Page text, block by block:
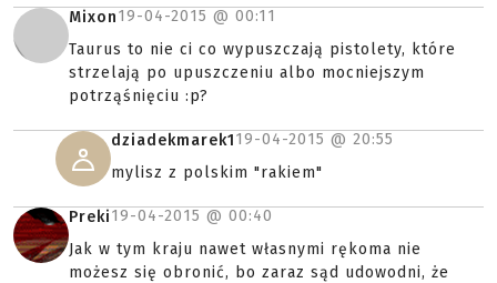
Mixon19-04-2015 @ 00:11
Taurus to nie ci co wypuszczają pistolety, które
strzelają po upuszczeniu albo mocniejszym
potrząśnięciu :p?
dziadekmarek119-04-2015 @ 20:55
mylisz z polskim "rakiem"
Preki19-04-2015 @ 00:40
Jak w tym kraju nawet własnymi rękoma nie
możesz się obronić, bo zaraz sąd udowodni, że